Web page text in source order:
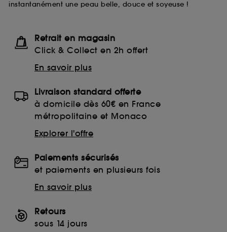
instantanément une peau belle, douce et soyeuse !
Retrait en magasin
Click & Collect en 2h offert
En savoir plus
Livraison standard offerte
à domicile dès 60€ en France
métropolitaine et Monaco
Explorer l'offre
Paiements sécurisés
et paiements en plusieurs fois
En savoir plus
Retours
sous 14 jours
lecture de ces traceurs requiert votre accord. Vous
choix" ci-dessous ou décider de "tout accepter".
Sephora pourra associer les informations de
navigation collectées par ces Cookies, pour les
collectées ou générées lors de votre activité en ligne
sur "continuer sans accepter". Voous pouvez à tout
moment choisir de retirer votrte consentement. Si vous
utilisés, cliquez ici.